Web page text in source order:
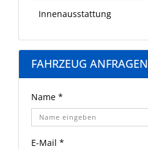
Innenausstattung
FAHRZEUG ANFRAGEN
Name *
E-Mail *